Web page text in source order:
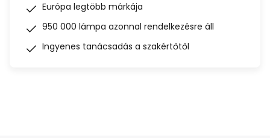
Európa legtöbb márkája
950 000 lámpa azonnal rendelkezésre áll
Ingyenes tanácsadás a szakértőtől